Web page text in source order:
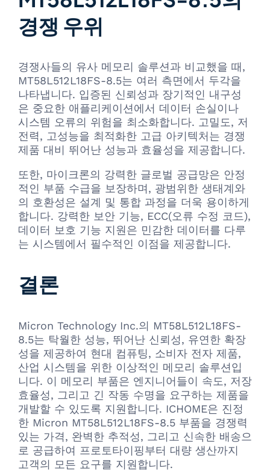
경쟁 우위
경쟁사들의 유사 메모리 솔루션과 비교했을 때,
MT58L512L18FS-8.5는 여러 측면에서 두각을
나타냅니다. 입증된 신뢰성과 장기적인 내구성
은 중요한 애플리케이션에서 데이터 손실이나
시스템 오류의 위험을 최소화합니다. 고밀도, 저
전력, 고성능을 최적화한 고급 아키텍처는 경쟁
제품 대비 뛰어난 성능과 효율성을 제공합니다.
또한, 마이크론의 강력한 글로벌 공급망은 안정
적인 부품 수급을 보장하며, 광범위한 생태계와
의 호환성은 설계 및 통합 과정을 더욱 용이하게
합니다. 강력한 보안 기능, ECC(오류 수정 코드),
데이터 보호 기능 지원은 민감한 데이터를 다루
는 시스템에서 필수적인 이점을 제공합니다.
결론
Micron Technology Inc.의 MT58L512L18FS-
8.5는 탁월한 성능, 뛰어난 신뢰성, 유연한 확장
성을 제공하여 현대 컴퓨팅, 소비자 전자 제품,
산업 시스템을 위한 이상적인 메모리 솔루션입
니다. 이 메모리 부품은 엔지니어들이 속도, 저장
효율성, 그리고 긴 작동 수명을 요구하는 제품을
개발할 수 있도록 지원합니다. ICHOME은 진정
한 Micron MT58L512L18FS-8.5 부품을 경쟁력
있는 가격, 완벽한 추적성, 그리고 신속한 배송으
로 공급하여 프로토타이핑부터 대량 생산까지
고객의 모든 요구를 지원합니다.